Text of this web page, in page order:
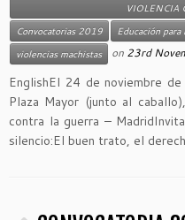
VIOLENCIA
Convocatorias 2019
Educación para
violencias machistas
on 23rd
EnglishEl 24 de noviembre
Plaza Mayor (junto al
contra la guerra –
silencio:El buen trato, el